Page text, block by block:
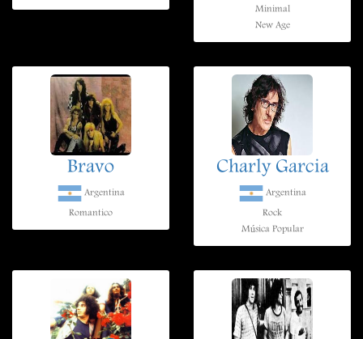
Minimal
New Age
Bravo
Argentina
Romantico
Charly Garcia
Argentina
Rock
Música Popular